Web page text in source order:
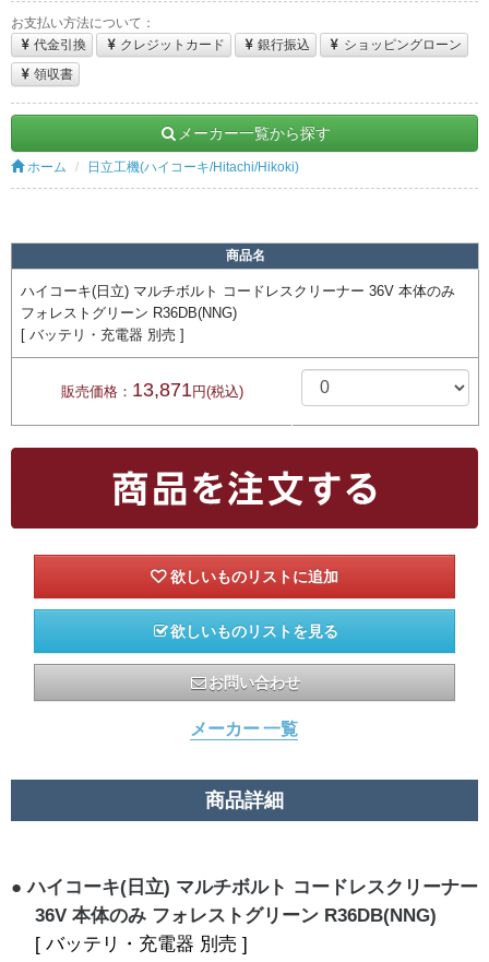
お支払い方法について：
代金引換
クレジットカード 銀行振込
ショッピングローン
領収書
メーカー一覧から探す
ホーム 日立工機(ハイコーキ/Hitachi/Hikoki)
商品名
ハイコーキ(日立) マルチボルト コードレスクリーナー 36V 本体のみ
フォレストグリーン R36DB(NNG)
[ バッテリ・充電器 別売 ]
販売価格： 13,871 円(税込)
欲しいものリストを見る
お問い合わせ
メーカー 一覧
商品詳細
ハイコーキ(日立) マルチボルト コードレスクリーナー
36V 本体のみ フォレストグリーン R36DB(NNG)
[ バッテリ・充電器 別売 ]